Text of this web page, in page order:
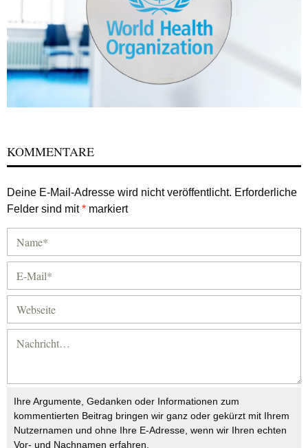
KOMMENTARE
Deine E-Mail-Adresse wird nicht veröffentlicht. Erforderliche
Felder sind mit* markiert
Ihre Argumente, Gedanken oder Informationen zum
kommentierten Beitrag bringen wir ganz oder gekürzt mit Ihrem
Nutzernamen und ohne Ihre E-Adresse, wenn wir Ihren echten
Vor- und Nachnamen erfahren.